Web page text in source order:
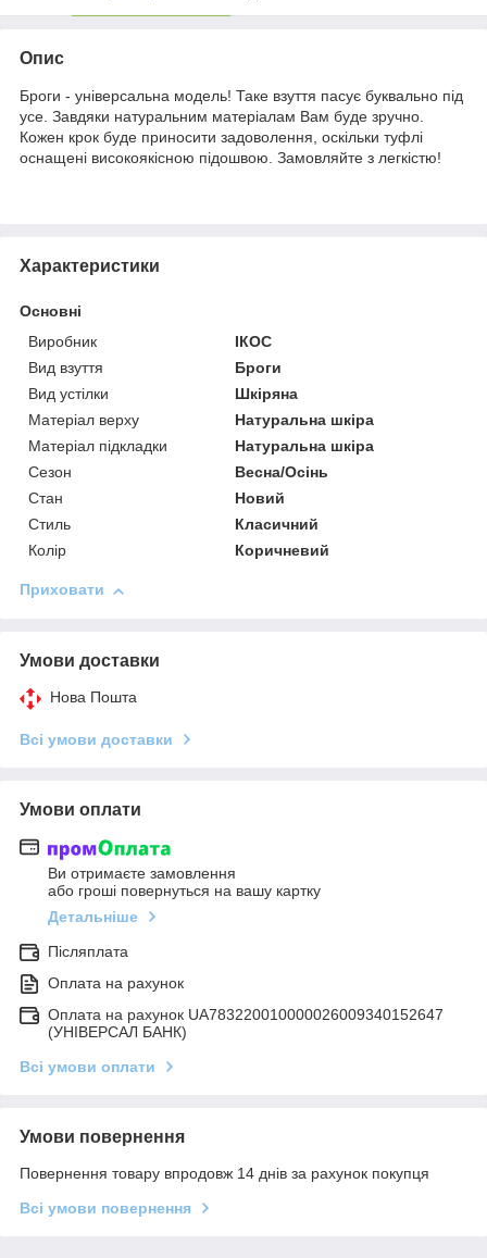
Опис
Броги - універсальна модель! Таке взуття пасує буквально під
усе. Завдяки натуральним матеріалам Вам буде зручно.
Кожен крок буде приносити задоволення, оскільки туфлі
оснащені високоякісною підошвою. Замовляйте з легкістю!
Характеристики
Основні
Виробник
ІКОС
Вид взуття
Броги
Вид устілки
Шкіряна
Матеріал верху
Натуральна шкіра
Матеріал підкладки
Натуральна шкіра
Сезон
Весна/Осінь
Стан
Новий
Стиль
Класичний
Колір
Коричневий
Приховати
Умови доставки
Нова Пошта
Всі умови доставки
Умови оплати
Ви отримаєте замовлення
або гроші повернуться на вашу картку
Детальніше
Післяплата
Оплата на рахунок
Оплата на рахунок UA783220010000026009340152647
(УНІВЕРСАЛ БАНК)
Всі умови оплати
Умови повернення
Повернення товару впродовж 14 днів за рахунок покупця
Всі умови повернення